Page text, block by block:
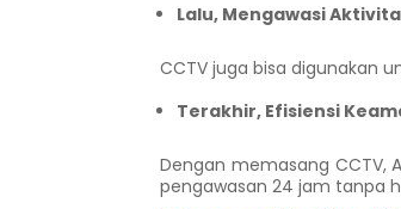
Lalu, Mengawasi
CCTV juga bisa digunakan
Terakhir, Efisiensi
Dengan memasang CCTV,
pengawasan 24 jam tanpa